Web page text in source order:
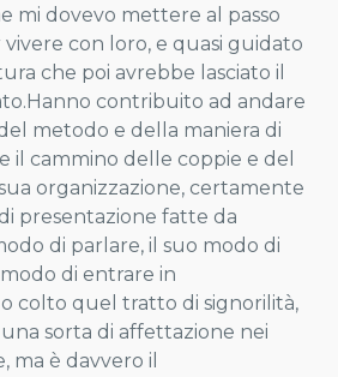
mi dovevo mettere al passo
con loro, e quasi guidato
che poi avrebbe lasciato il
contribuito ad andare
metodo e della maniera di
il cammino delle coppie e del
organizzazione, certamente
presentazione fatte da
di parlare, il suo modo di
di entrare in
colto quel tratto di signorilità,
sorta di affettazione nei
ma è davvero il